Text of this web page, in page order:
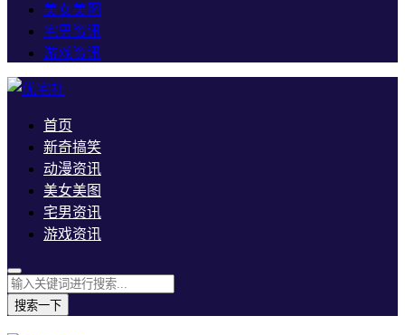
美女美图
宅男资讯
游戏资讯
首页
新奇搞笑
动漫资讯
美女美图
宅男资讯
游戏资讯
搜索一下